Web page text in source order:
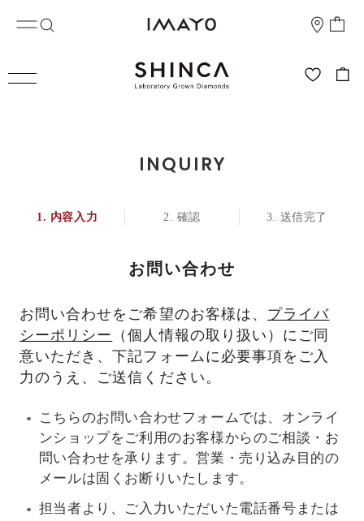
INQUIRY
内容入力 確認 送信完了
お問い合わせ
お問い合わせをご希望のお客様は、 プライバ
シーポリシー
（個人情報の取り扱い）にご同
意いただき、下記フォームに必要事項をご入
力のうえ、ご送信ください。
こちらのお問い合わせフォームでは、オンライ
ンショップをご利用のお客様からのご相談・お
問い合わせを承ります。営業・売り込み目的の
メールは固くお断りいたします。
担当者より、ご入力いただいた電話番号または